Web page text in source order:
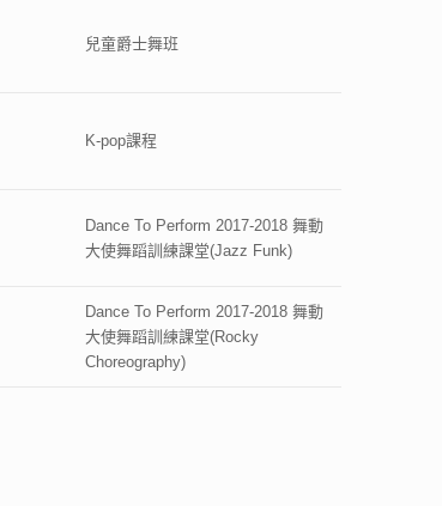
兒童爵士舞班
K-pop課程
Dance To Perform 2017-2018 舞動
大使舞蹈訓練課堂(Jazz Funk)
Dance To Perform 2017-2018 舞動
大使舞蹈訓練課堂(Rocky
Choreography)